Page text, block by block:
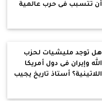
أن تتسبب فى حرب عالمية
والرابعة شجرة معرفة الخير
والشر ليست شجرة تفاح
هل توجد مليشيات لحزب
الله وإيران فى دول أمريكا
اللاتينية؟ أستاذ تاريخ يجيب